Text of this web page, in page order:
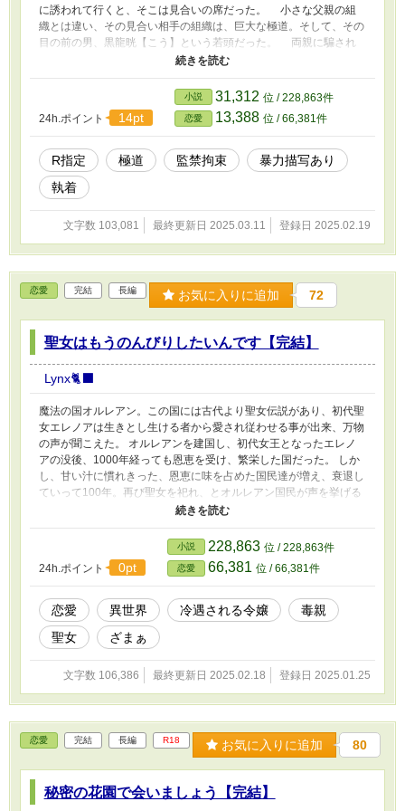
に誘われて行くと、そこは見合いの席だった。 小さな父親の組
織とは違い、その見合い相手の組織は、巨大な極道。そして、その
目の前の男、黒龍晄【こう】という若頭だった。 両親に騙され
て来た見合いの席に、麗禾は激高するが…………。 ＊過激な性描
24h.ポイント 14pt
小説 31,312 位 / 228,863件
恋愛 13,388 位 / 66,381件
R指定 極道 監禁拘束
暴力描写あり
執着
文字数 103,081 最終更新日 2025.03.11 登録日 2025.02.19
恋愛 完結 長編 お気に入りに追加 72
聖女はもうのんびりしたいんです【完結】
Lynx🐈‍⬛
魔法の国オルレアン。この国には古代より聖女伝説があり、初代聖
女エレノアは生きとし生ける者から愛され従わせる事が出来、万物
の声が聞こえた。 オルレアンを建国し、初代女王となったエレノ
アの没後、1000年経っても恩恵を受け、繁栄した国だった。 しか
し、甘い汁に慣れきった、恩恵に味を占めた国民達が増え、衰退し
ていって100年。再び聖女を祀れ、とオルレアン国民が声を挙げる
と、忽ち我が聖女、とその地位を争う様になる。 そんな中、初代
を見つめて来ていた1人。彼女は1人嘆き悲しむが、エレノアに頼る
事だけを考えては駄目だと教えて来たつもりだったが、堕落した国
民には届く事は無かった。 そして、再びオルレアン国に生を受け
たエレノアは………
24h.ポイント 0pt
小説 228,863 位 / 228,863件
恋愛 66,381 位 / 66,381件
恋愛 異世界 冷遇される令嬢
毒親
聖女
ざまぁ
文字数 106,386 最終更新日 2025.02.18 登録日 2025.01.25
恋愛 完結 長編 R18 お気に入りに追加 80
秘密の花園で会いましょう【完結】